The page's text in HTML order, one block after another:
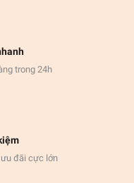
trong 24h
ưu đãi cực lớn